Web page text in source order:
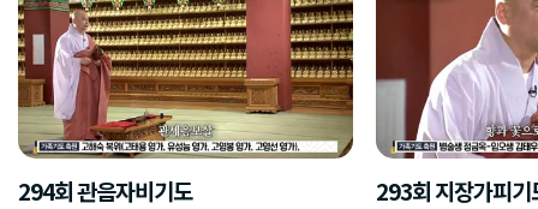
294회 관음자비기도 293회 지장가피기